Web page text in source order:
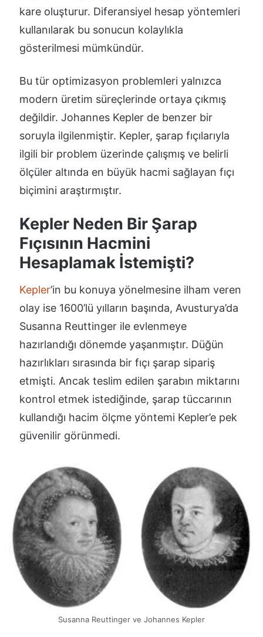
kare oluşturur. Diferansiyel hesap yöntemleri
kullanılarak bu sonucun kolaylıkla
gösterilmesi mümkündür.
Bu tür optimizasyon problemleri yalnızca
modern üretim süreçlerinde ortaya çıkmış
değildir. Johannes Kepler de benzer bir
soruyla ilgilenmiştir. Kepler, şarap fıçılarıyla
ilgili bir problem üzerinde çalışmış ve belirli
ölçüler altında en büyük hacmi sağlayan fıçı
biçimini araştırmıştır.
Kepler Neden Bir Şarap
Fıçısının Hacmini
Hesaplamak İstemişti?
Kepler’in bu konuya yönelmesine ilham veren
olay ise 1600’lü yılların başında, Avusturya’da
Susanna Reuttinger ile evlenmeye
hazırlandığı dönemde yaşanmıştır. Düğün
hazırlıkları sırasında bir fıçı şarap sipariş
etmişti. Ancak teslim edilen şarabın miktarını
kontrol etmek istediğinde, şarap tüccarının
kullandığı hacim ölçme yöntemi Kepler’e pek
güvenilir görünmedi.
Susanna Reuttinger ve Johannes Kepler